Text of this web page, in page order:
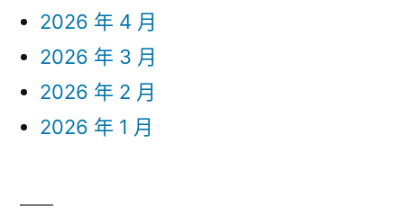
2026 年 4 月
2026 年 3 月
2026 年 2 月
2026 年 1 月